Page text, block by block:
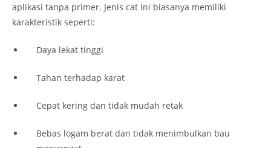
aplikasi tanpa primer. Jenis cat ini biasanya memiliki
karakteristik seperti:
Daya lekat tinggi
Tahan terhadap karat
Cepat kering dan tidak mudah retak
Bebas logam berat dan tidak menimbulkan bau